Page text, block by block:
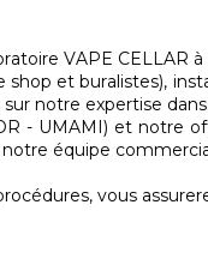
VAPE CELLAR
et buralistes),
notre expertise
- UMAMI) et
équipe
vous